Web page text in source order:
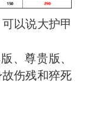
以说大护甲
、尊贵版、
伤残和猝死